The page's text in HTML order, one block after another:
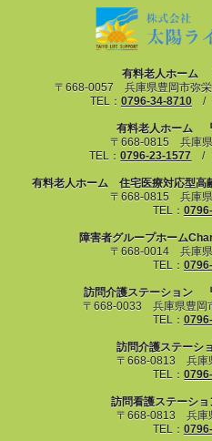
有料老人ホーム
〒668-0057 兵庫県豊岡市弥
TEL： 0796-34-8710/
有料老人ホーム 『
〒668-0815 兵庫
TEL：0796-23-1577 /
有料老人ホーム 住宅医療対応型高
〒668-0815 兵庫
TEL：
障害者グループホーム
〒668-0014 兵庫
TEL：
訪問介護ステーション
〒668-0033 兵庫県豊岡
TEL：
訪問介護ステーシ
〒668-0813 兵庫
TEL：
訪問看護ステーシ
〒668-0813 兵庫
TEL：